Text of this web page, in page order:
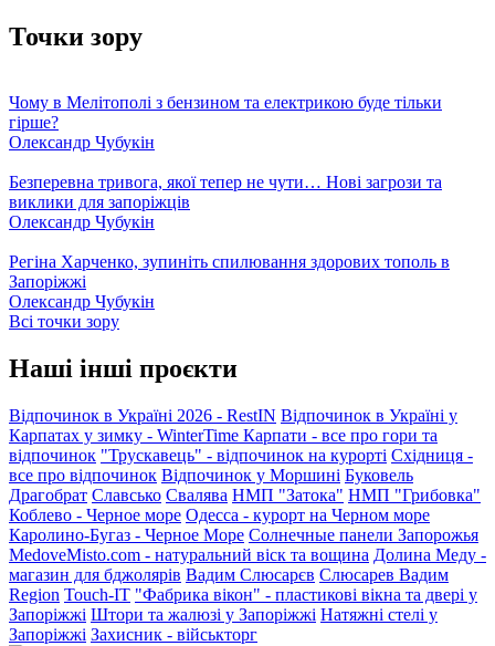
Точки зору
Чому в Мелітополі з бензином та електрикою буде тільки
гірше?
Олександр Чубукін
Безперевна тривога, якої тепер не чути… Нові загрози та
виклики для запоріжців
Олександр Чубукін
Регіна Харченко, зупиніть спилювання здорових тополь в
Запоріжжі
Олександр Чубукін
Всі точки зору
Наші інші проєкти
Відпочинок в Україні 2026 - RestIN Відпочинок в Україні у
Карпатах у зимку - WinterTime Карпати - все про гори та
відпочинок "Трускавець" - відпочинок на курорті Східниця -
все про відпочинок Відпочинок у Моршині Буковель
Драгобрат Славсько Свалява НМП "Затока" НМП "Грибовка"
Коблево - Черное море Одесса - курорт на Черном море
Каролино-Бугаз - Черное Море Солнечные панели Запорожья
MedoveMisto.com - натуральний віск та вощина Долина Меду -
магазин для бджолярів Вадим Слюсарєв Слюсарев Вадим
Region Touch-IT "Фабрика вікон" - пластикові вікна та двері у
Запоріжжі Штори та жалюзі у Запоріжжі Натяжні стелі у
Запоріжжі Захисник - військторг